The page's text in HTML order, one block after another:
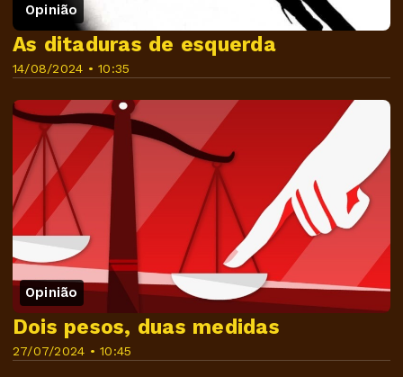
Opinião
14/08/2024 • 10:35
As ditaduras de esquerda
Opinião
27/07/2024 • 10:45
Dois pesos, duas medidas